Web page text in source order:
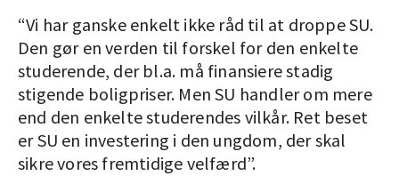
“Vi har ganske enkelt ikke råd til at droppe SU.
Den gør en verden til forskel for den enkelte
studerende, der bl.a. må finansiere stadig
stigende boligpriser. Men SU handler om mere
end den enkelte studerendes vilkår. Ret beset
er SU en investering i den ungdom, der skal
sikre vores fremtidige velfærd”.